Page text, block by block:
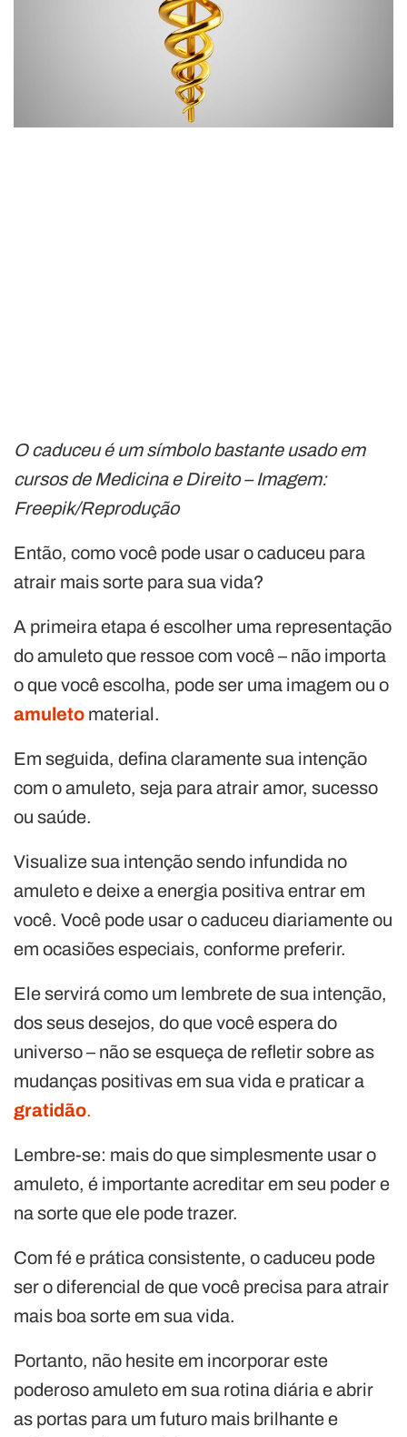
O caduceu é um símbolo bastante usado em
cursos de Medicina e Direito – Imagem:
Freepik/Reprodução
Então, como você pode usar o caduceu para
atrair mais sorte para sua vida?
A primeira etapa é escolher uma representação
do amuleto que ressoe com você – não importa
o que você escolha, pode ser uma imagem ou o
amuleto material.
Em seguida, defina claramente sua intenção
com o amuleto, seja para atrair amor, sucesso
ou saúde.
Visualize sua intenção sendo infundida no
amuleto e deixe a energia positiva entrar em
você. Você pode usar o caduceu diariamente ou
em ocasiões especiais, conforme preferir.
Ele servirá como um lembrete de sua intenção,
dos seus desejos, do que você espera do
universo – não se esqueça de refletir sobre as
mudanças positivas em sua vida e praticar a
gratidão.
Lembre-se: mais do que simplesmente usar o
amuleto, é importante acreditar em seu poder e
na sorte que ele pode trazer.
Com fé e prática consistente, o caduceu pode
ser o diferencial de que você precisa para atrair
mais boa sorte em sua vida.
Portanto, não hesite em incorporar este
poderoso amuleto em sua rotina diária e abrir
as portas para um futuro mais brilhante e